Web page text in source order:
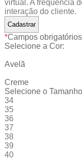
virtual. A frequência
interação do cliente.
*Campos obrigatórios
Selecione a Cor:
Avelã
Creme
Selecione o
34
35
36
37
38
39
40